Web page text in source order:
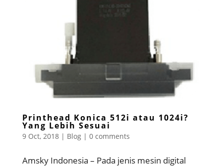
Printhead Konica 512i atau 1024i?
Yang Lebih Sesuai
9 Oct, 2018| Blog| 0 comments
Amsky Indonesia – Pada jenis mesin digital